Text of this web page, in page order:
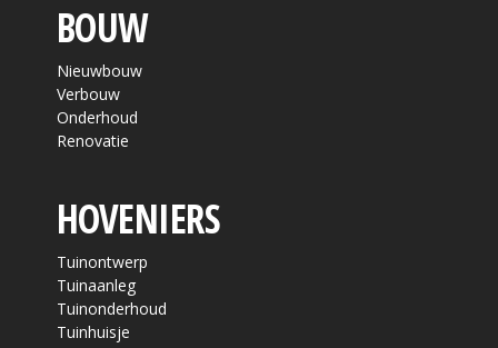
BOUW
Nieuwbouw
Verbouw
Onderhoud
Renovatie
HOVENIERS
Tuinontwerp
Tuinaanleg
Tuinonderhoud
Tuinhuisje